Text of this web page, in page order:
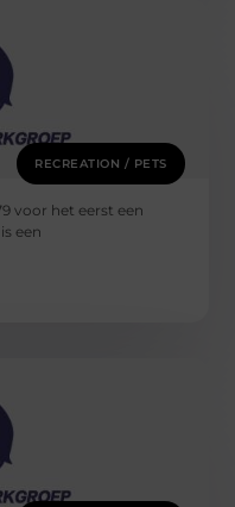
RECREATION / PETS
voor het eerst een
een